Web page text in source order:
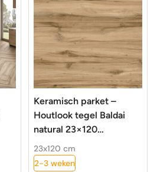
Keramisch parket –
Houtlook tegel Baldai
natural 23×120
gerectificeerd
23x120 cm
2-3 weken